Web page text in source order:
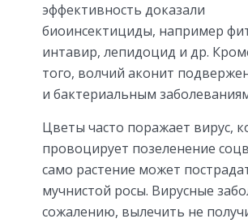
эффективность доказали
биоинсектициды, например
интавир, лепидоцид и др.
того, волчий аконит
и бактериальным
Цветы часто поражает вирус,
провоцирует позеленение
само растение может
мучнистой росы. Вирусные
сожалению, вылечить не